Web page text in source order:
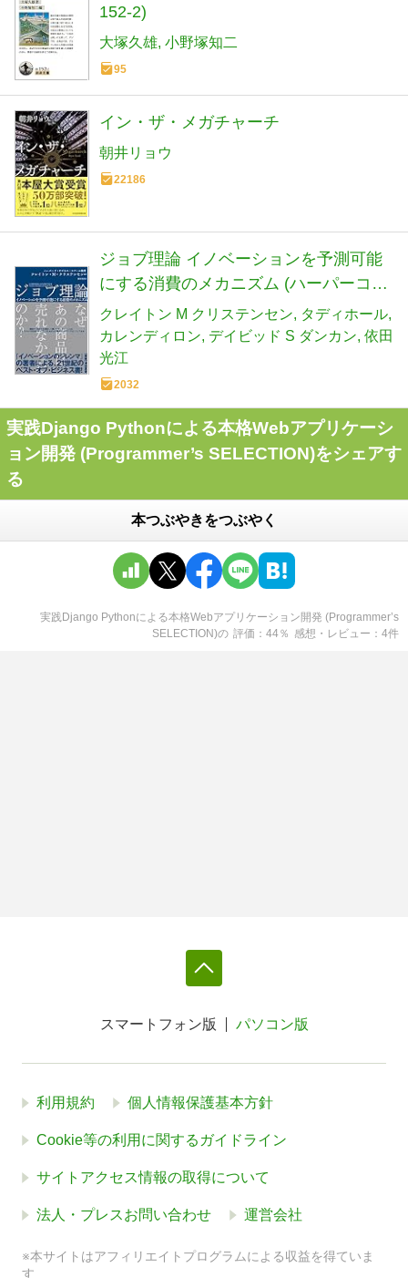
152-2)
大塚久雄 小野塚知二
95
イン・ザ・メガチャーチ
朝井リョウ
22186
ジョブ理論 イノベーションを予測可能
にする消費のメカニズム (ハーパーコリ
ンズ・ノンフィクション)
クレイトン M クリステンセン
タディホール
カレンディロン デイビッド S ダンカン 依田
光江
2032
実践Django Pythonによる本格Webアプリケーシ
ョン開発 (Programmer’s SELECTION)をシェアす
る
本つぶやきをつぶやく
実践Django Pythonによる本格Webアプリケーション開発 (Programmer’s
SELECTION)の 評価 44％ 感想・レビュー 4件
スマートフォン版 パソコン版
利用規約 個人情報保護基本方針
Cookie等の利用に関するガイドライン
サイトアクセス情報の取得について
法人・プレスお問い合わせ 運営会社
※本サイトはアフィリエイトプログラムによる収益を得ていま
す